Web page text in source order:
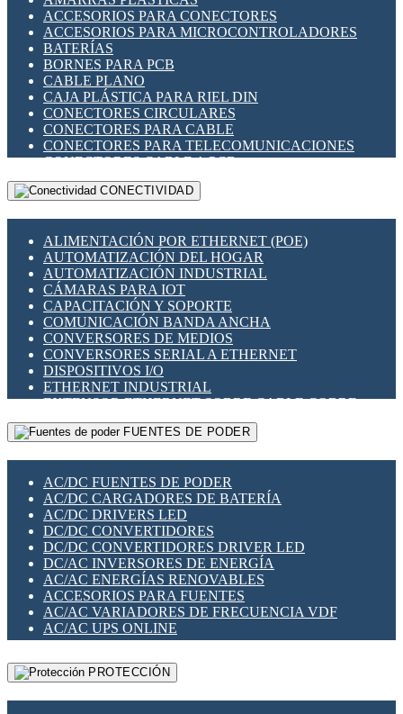
INDICADORES PARA PANEL
INTERFACES DE RELÉ
INTERRUPTORES FIN DE CARRERA
LLAVES CONMUTADORAS
MEDIDORES DE ENERGÍA Y TC'S DE CORRIENTE
MOTORES PASO A PASO
PANTALLAS HMI
PLC -CONTROLADORES LÓGICO PROGRAMABLES
PROGRAMADORES DE HORARIO
RELÉS DE PROTECCIÓN
SENSORES CAPACITIVOS
SENSORES INDUCTIVOS
TEMPORIZADORES
VARIACS
VARIADORES DE FRECUENCIA [VDF]
SECCIONADORES - INTERRUPTORES
MAQUINARIA
ACCESORIOS PARA CONECTORES
ACCESORIOS PARA MICROCONTROLADORES
BATERÍAS
BORNES PARA PCB
CABLE PLANO
CAJA PLÁSTICA PARA RIEL DIN
CONECTORES CIRCULARES
CONECTORES PARA CABLE
CONECTORES PARA TELECOMUNICACIONES
CONECTORES CABLE A PCB
CONECTORES PCB A CABLE
DIP SWITCHES
HERRAMIENTAS VARIAS
ILUMINACIÓN LED
INTERRUPTORES REED
INTERFACES DE RELÉ
OTROS RELÉS
PROTECCIÓN TÉRMICA
RELÉS AUTOMOTRICES
RELÉS DE SEÑAL
RELÉS DE ESTADO SÓLIDO SSR
RELÉS INDUSTRIALES
RELÉS MINIATURA DE POTENCIA
SENSORES MAGNÉTICOS
SWITCH Y MICROSWITCH
TARJETAS PI
UNIÓN Y DERIVACIÓN DE CABLE
CONECTIVIDAD
ALIMENTACIÓN POR ETHERNET (POE)
AUTOMATIZACIÓN DEL HOGAR
AUTOMATIZACIÓN INDUSTRIAL
CÁMARAS PARA IOT
CAPACITACIÓN Y SOPORTE
COMUNICACIÓN BANDA ANCHA
CONVERSORES DE MEDIOS
CONVERSORES SERIAL A ETHERNET
DISPOSITIVOS I/O
ETHERNET INDUSTRIAL
EXTENSOR ETHERNET SOBRE CABLE COBRE
GATEWAY LORAWAN
GESTIÓN DE REDES
PLACAS MODULARES IOT
SWITCHES Y REDES WIFI
SOLUCIONES IOT
SOLUCIONES LORAWAN
SOLUCIONES RED CELULAR
SEGURIDAD PARA REDES
SWITCHES LAN
TELEFONÍA IP (VOIP)
VIGILANCIA IP (CCTV)
MESHTASTIC
FUENTES DE PODER
AC/DC FUENTES DE PODER
AC/DC CARGADORES DE BATERÍA
AC/DC DRIVERS LED
DC/DC CONVERTIDORES
DC/DC CONVERTIDORES DRIVER LED
DC/AC INVERSORES DE ENERGÍA
AC/AC ENERGÍAS RENOVABLES
ACCESORIOS PARA FUENTES
AC/AC VARIADORES DE FRECUENCIA VDF
AC/AC UPS ONLINE
PROTECCIÓN